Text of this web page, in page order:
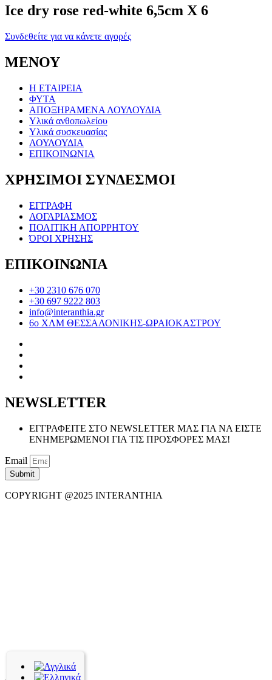
Ice dry rose red-white 6,5cm X 6
Συνδεθείτε για να κάνετε αγορές
ΜΕΝΟΥ
Η ΕΤΑΙΡΕΙΑ
ΦΥΤΑ
ΑΠΟΞΗΡΑΜΕΝΑ ΛΟΥΛΟΥΔΙΑ
Υλικά ανθοπωλείου
Υλικά συσκευασίας
ΛΟΥΛΟΥΔΙΑ
ΕΠΙΚΟΙΝΩΝΙΑ
ΧΡΗΣΙΜΟΙ ΣΥΝΔΕΣΜΟΙ
ΕΓΓΡΑΦΗ
ΛΟΓΑΡΙΑΣΜΟΣ
ΠΟΛΙΤΙΚΗ ΑΠΟΡΡΗΤΟΥ
ΌΡΟΙ ΧΡΗΣΗΣ
ΕΠΙΚΟΙΝΩΝΙΑ
+30 2310 676 070
+30 697 9222 803
info@interanthia.gr
6ο ΧΛΜ ΘΕΣΣΑΛΟΝΙΚΗΣ-ΩΡΑΙΟΚΑΣΤΡΟΥ
NEWSLETTER
ΕΓΓΡΑΦΕΙΤΕ ΣΤΟ NEWSLETTER ΜΑΣ ΓΙΑ ΝΑ ΕΙΣΤΕ
ΕΝΗΜΕΡΩΜΕΝΟΙ ΓΙΑ ΤΙΣ ΠΡΟΣΦΟΡΕΣ ΜΑΣ!
Email
Submit
COPYRIGHT @2025 INTERANTHIA